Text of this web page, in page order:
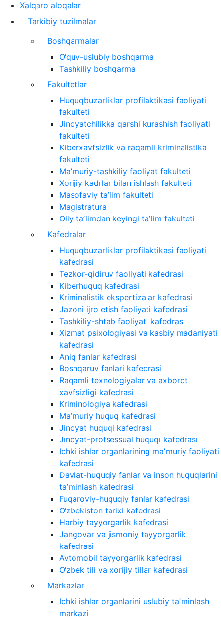
Xalqaro aloqalar
Tarkibiy tuzilmalar
Boshqarmalar
O‘quv-uslubiy boshqarma
Tashkiliy boshqarma
Fakultetlar
Huquqbuzarliklar profilaktikasi faoliyati
fakulteti
Jinoyatchilikka qarshi kurashish faoliyati
fakulteti
Kiberxavfsizlik va raqamli kriminalistika
fakulteti
Maʼmuriy-tashkiliy faoliyat fakulteti
Xorijiy kadrlar bilan ishlash fakulteti
Masofaviy taʼlim fakulteti
Magistratura
Oliy taʼlimdan keyingi taʼlim fakulteti
Kafedralar
Huquqbuzarliklar profilaktikasi faoliyati
kafedrasi
Tezkor-qidiruv faoliyati kafedrasi
Kiberhuquq kafedrasi
Kriminalistik ekspertizalar kafedrasi
Jazoni ijro etish faoliyati kafedrasi
Tashkiliy-shtab faoliyati kafedrasi
Xizmat psixologiyasi va kasbiy madaniyati
kafedrasi
Aniq fanlar kafedrasi
Boshqaruv fanlari kafedrasi
Raqamli texnologiyalar va axborot
xavfsizligi kafedrasi
Kriminologiya kafedrasi
Maʼmuriy huquq kafedrasi
Jinoyat huquqi kafedrasi
Jinoyat-protsessual huquqi kafedrasi
Ichki ishlar organlarining maʼmuriy faoliyati
kafedrasi
Davlat-huquqiy fanlar va inson huquqlarini
taʼminlash kafedrasi
Fuqaroviy-huquqiy fanlar kafedrasi
O‘zbekiston tarixi kafedrasi
Harbiy tayyorgarlik kafedrasi
Jangovar va jismoniy tayyorgarlik
kafedrasi
Avtomobil tayyorgarlik kafedrasi
O‘zbek tili va xorijiy tillar kafedrasi
Markazlar
Ichki ishlar organlarini uslubiy taʼminlash
markazi